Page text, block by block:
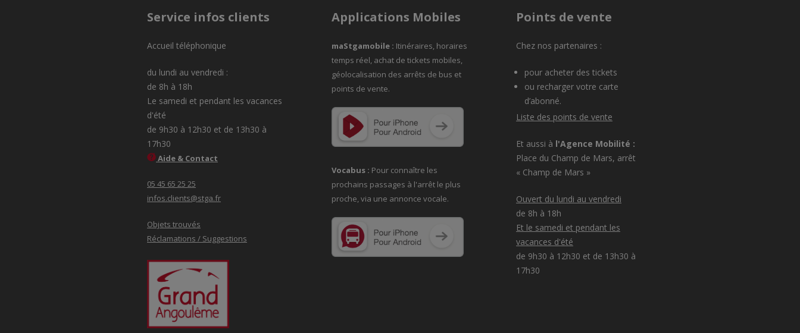
Service infos clients
Accueil téléphonique
du lundi au vendredi :
de 8h à 18h
Le samedi et pendant les vacances
d'été
de 9h30 à 12h30 et de 13h30 à
17h30
Aide & Contact
05 45 65 25 25
infos.clients@stga.fr
Objets trouvés
Réclamations / Suggestions
Applications Mobiles
maStgamobile : Itinéraires, horaires
temps réel, achat de tickets mobiles,
géolocalisation des arrêts de bus et
points de vente.
Vocabus : Pour connaître les
prochains passages à l'arrêt le plus
proche, via une annonce vocale.
Points de vente
Chez nos partenaires :
pour acheter des tickets
ou recharger votre carte
d’abonné.
Liste des points de vente
Et aussi à l'Agence Mobilité :
Place du Champ de Mars, arrêt
« Champ de Mars »
Ouvert du lundi au vendredi
de 8h à 18h
Et le samedi et pendant les
vacances d'été
de 9h30 à 12h30 et de 13h30 à
17h30